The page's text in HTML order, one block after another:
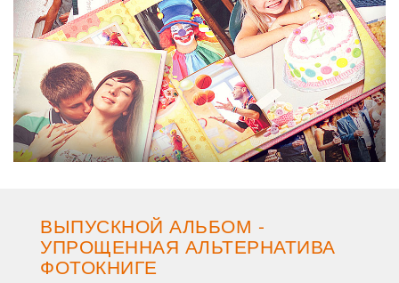
ВЫПУСКНОЙ АЛЬБОМ -
УПРОЩЕННАЯ АЛЬТЕРНАТИВА
ФОТОКНИГЕ